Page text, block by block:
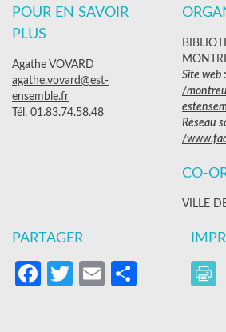
POUR EN SAVOIR
PLUS
Agathe VOVARD
agathe.vovard@est-
ensemble.fr
Tél. 01.83.74.58.48
Site web :
/
Réseau
/
CO-
VILLE
PARTAGER
Facebook
Twitter
EmailPartager